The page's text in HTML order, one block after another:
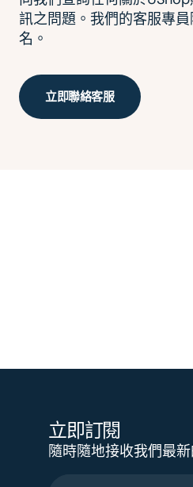
訊之問題。我們的客服專
名。
立即聯絡客服
立即訂閱
隨時隨地接收我們最